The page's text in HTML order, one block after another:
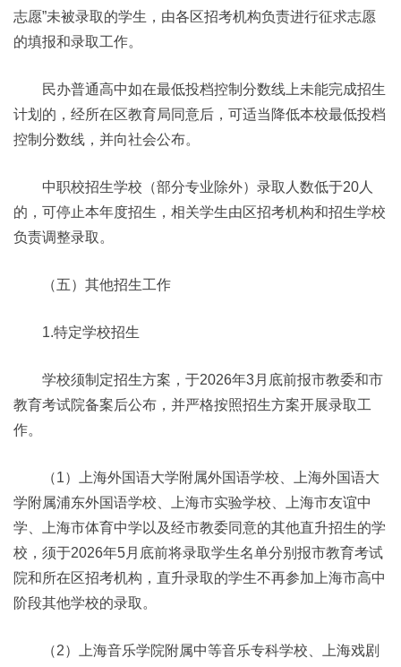
志愿”未被录取的学生，由各区招考机构负责进行征求志愿
的填报和录取工作。
民办普通高中如在最低投档控制分数线上未能完成招生
计划的，经所在区教育局同意后，可适当降低本校最低投档
控制分数线，并向社会公布。
中职校招生学校（部分专业除外）录取人数低于20人
的，可停止本年度招生，相关学生由区招考机构和招生学校
负责调整录取。
（五）其他招生工作
1.特定学校招生
学校须制定招生方案，于2026年3月底前报市教委和市
教育考试院备案后公布，并严格按照招生方案开展录取工
作。
（1）上海外国语大学附属外国语学校、上海外国语大
学附属浦东外国语学校、上海市实验学校、上海市友谊中
学、上海市体育中学以及经市教委同意的其他直升招生的学
校，须于2026年5月底前将录取学生名单分别报市教育考试
院和所在区招考机构，直升录取的学生不再参加上海市高中
阶段其他学校的录取。
（2）上海音乐学院附属中等音乐专科学校、上海戏剧